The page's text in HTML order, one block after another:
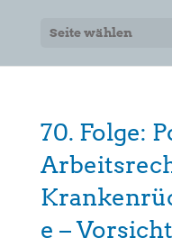
Seite wählen
70. Folge:
e –